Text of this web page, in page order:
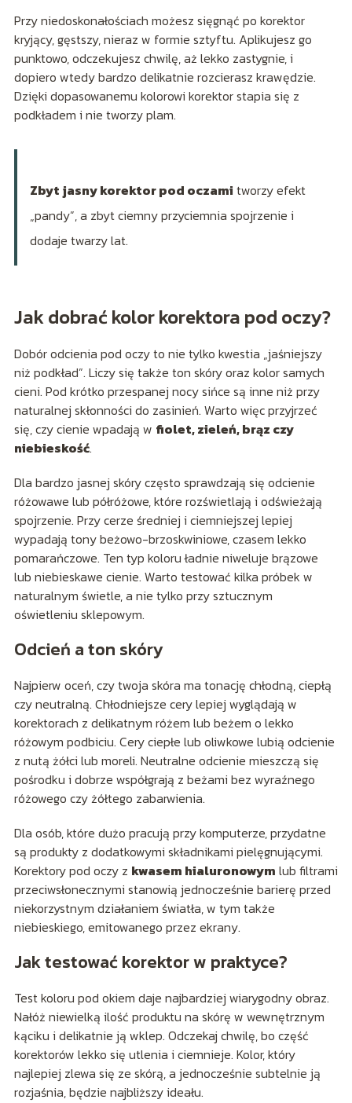
Przy niedoskonałościach możesz sięgnąć po korektor
kryjący, gęstszy, nieraz w formie sztyftu. Aplikujesz go
punktowo, odczekujesz chwilę, aż lekko zastygnie, i
dopiero wtedy bardzo delikatnie rozcierasz krawędzie.
Dzięki dopasowanemu kolorowi korektor stapia się z
podkładem i nie tworzy plam.
Zbyt jasny korektor pod oczami tworzy efekt
„pandy”, a zbyt ciemny przyciemnia spojrzenie i
dodaje twarzy lat.
Jak dobrać kolor korektora pod oczy?
Dobór odcienia pod oczy to nie tylko kwestia „jaśniejszy
niż podkład”. Liczy się także ton skóry oraz kolor samych
cieni. Pod krótko przespanej nocy sińce są inne niż przy
naturalnej skłonności do zasinień. Warto więc przyjrzeć
się, czy cienie wpadają w fiolet, zieleń, brąz czy
niebieskość.
Dla bardzo jasnej skóry często sprawdzają się odcienie
różowawe lub półróżowe, które rozświetlają i odświeżają
spojrzenie. Przy cerze średniej i ciemniejszej lepiej
wypadają tony beżowo-brzoskwiniowe, czasem lekko
pomarańczowe. Ten typ koloru ładnie niweluje brązowe
lub niebieskawe cienie. Warto testować kilka próbek w
naturalnym świetle, a nie tylko przy sztucznym
oświetleniu sklepowym.
Odcień a ton skóry
Najpierw oceń, czy twoja skóra ma tonację chłodną, ciepłą
czy neutralną. Chłodniejsze cery lepiej wyglądają w
korektorach z delikatnym różem lub beżem o lekko
różowym podbiciu. Cery ciepłe lub oliwkowe lubią odcienie
z nutą żółci lub moreli. Neutralne odcienie mieszczą się
pośrodku i dobrze współgrają z beżami bez wyraźnego
różowego czy żółtego zabarwienia.
Dla osób, które dużo pracują przy komputerze, przydatne
są produkty z dodatkowymi składnikami pielęgnującymi.
Korektory pod oczy z kwasem hialuronowym lub filtrami
przeciwsłonecznymi stanowią jednocześnie barierę przed
niekorzystnym działaniem światła, w tym także
niebieskiego, emitowanego przez ekrany.
Jak testować korektor w praktyce?
Test koloru pod okiem daje najbardziej wiarygodny obraz.
Nałóż niewielką ilość produktu na skórę w wewnętrznym
kąciku i delikatnie ją wklep. Odczekaj chwilę, bo część
korektorów lekko się utlenia i ciemnieje. Kolor, który
najlepiej zlewa się ze skórą, a jednocześnie subtelnie ją
rozjaśnia, będzie najbliższy ideału.